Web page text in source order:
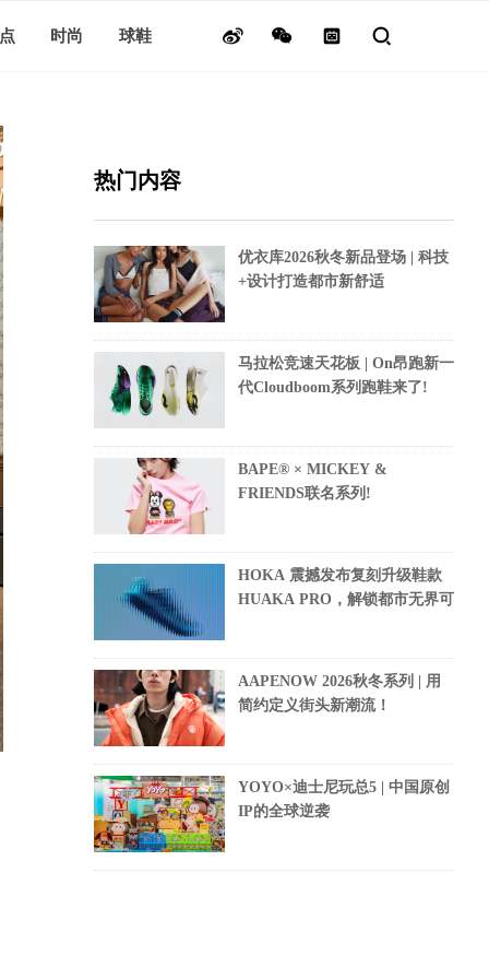
时尚 球鞋
热门内容
优衣库2026秋冬新品登场 | 科技
+设计打造都市新舒适
马拉松竞速天花板 | On昂跑新一
代Cloudboom系列跑鞋来了!
BAPE® × MICKEY &
FRIENDS联名系列!
HOKA 震撼发布复刻升级鞋款
HUAKA PRO，解锁都市无界可
AAPENOW 2026秋冬系列 | 用
简约定义街头新潮流！
YOYO×迪士尼玩总5 | 中国原创
IP的全球逆袭